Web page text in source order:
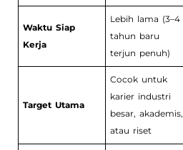
Waktu Siap
Kerja
Lebih lama (3–4
tahun baru
terjun penuh)
Target Utama
Cocok untuk
karier industri
besar, akademis,
atau riset